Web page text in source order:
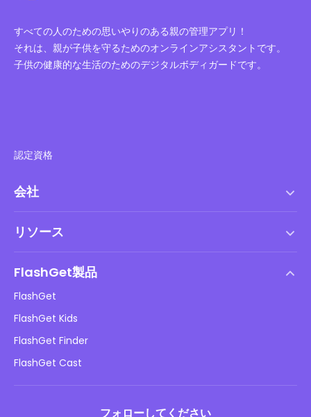
すべての人のための思いやりのある親の管理アプリ！
それは、親が子供を守るためのオンラインアシスタントです。
子供の健康的な生活のためのデジタルボディガードです。
認定資格
会社
DMCAポリシー
プライバシーポリシー
広告ポリシー
私の情報を販売しないでください
リソース
子供のオンラインの安全性
ダウンロード
FlashGet製品
FlashGet
FlashGet Kids
FlashGet Finder
FlashGet Cast
フォローしてください